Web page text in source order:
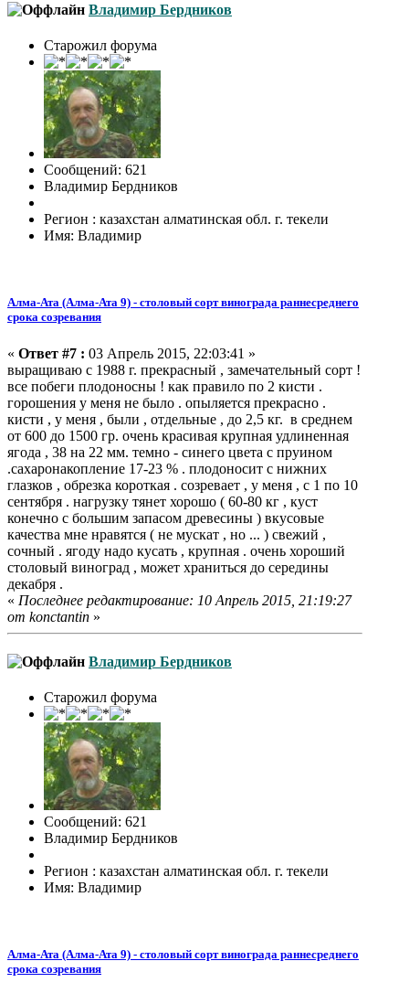
Владимир Бердников
Старожил форума
Сообщений: 621
Владимир Бердников
Регион : казахстан алматинская обл. г. текели
Имя: Владимир
Алма-Ата (Алма-Ата 9) - столовый сорт винограда раннесреднего
срока созревания
« Ответ #7 : 03 Апрель 2015, 22:03:41 »
выращиваю с 1988 г. прекрасный , замечательный сорт !
все побеги плодоносны ! как правило по 2 кисти .
горошения у меня не было . опыляется прекрасно .
кисти , у меня , были , отдельные , до 2,5 кг. в среднем
от 600 до 1500 гр. очень красивая крупная удлиненная
ягода , 38 на 22 мм. темно - синего цвета с пруином
.сахаронакопление 17-23 % . плодоносит с нижних
глазков , обрезка короткая . созревает , у меня , с 1 по 10
сентября . нагрузку тянет хорошо ( 60-80 кг , куст
конечно с большим запасом древесины ) вкусовые
качества мне нравятся ( не мускат , но ... ) свежий ,
сочный . ягоду надо кусать , крупная . очень хороший
столовый виноград , может храниться до середины
декабря .
« Последнее редактирование: 10 Апрель 2015, 21:19:27
от konctantin »
Владимир Бердников
Старожил форума
Сообщений: 621
Владимир Бердников
Регион : казахстан алматинская обл. г. текели
Имя: Владимир
Алма-Ата (Алма-Ата 9) - столовый сорт винограда раннесреднего
срока созревания